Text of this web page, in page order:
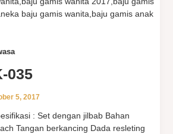
035
5, 2017
: Set dengan jilbab Bahan
Tangan berkancing Dada resleting